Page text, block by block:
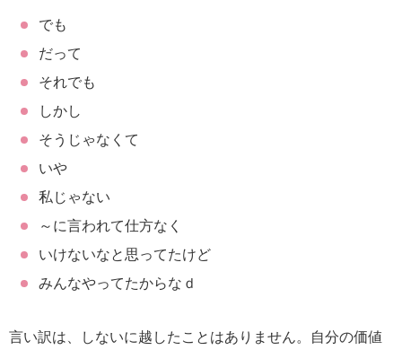
でも
だって
それでも
しかし
そうじゃなくて
いや
私じゃない
～に言われて仕方なく
いけないなと思ってたけど
みんなやってたからなｄ
言い訳は、しないに越したことはありません。自分の価値